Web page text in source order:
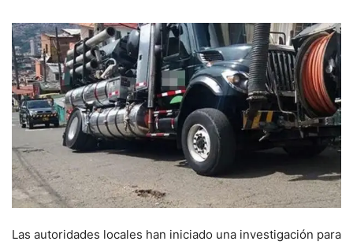
Las autoridades locales han iniciado una investigación para